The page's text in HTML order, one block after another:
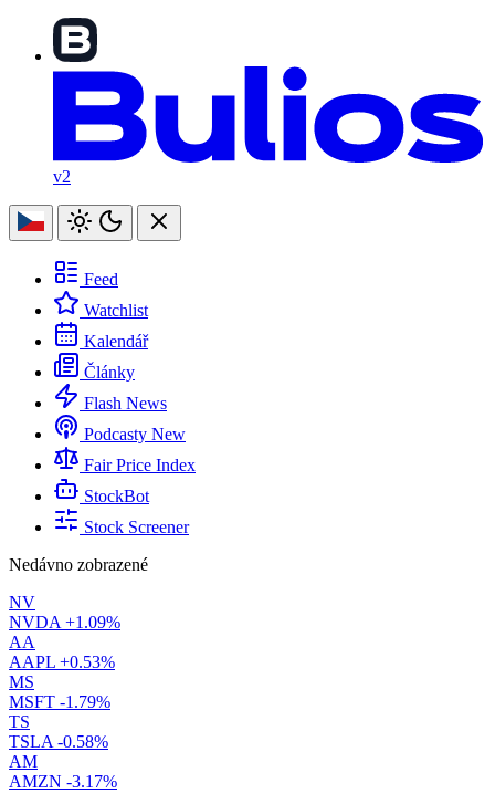
v2
Feed
Watchlist
Kalendář
Články
Flash News
Podcasty New
Fair Price Index
StockBot
Stock Screener
Nedávno zobrazené
NV
NVDA +1.09%
AA
AAPL +0.53%
MS
MSFT -1.79%
TS
TSLA -0.58%
AM
AMZN -3.17%